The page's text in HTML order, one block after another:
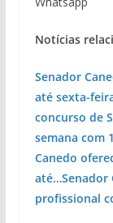
Notícias
Senador
até sexta-
concurso de
semana com
Canedo
até…Senador
profissional